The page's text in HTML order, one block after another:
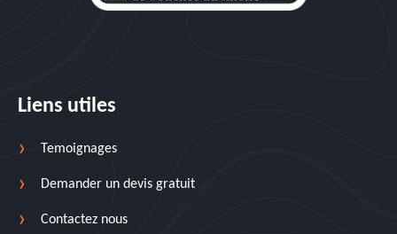
Liens utiles
Temoignages
Demander un devis gratuit
Contactez nous